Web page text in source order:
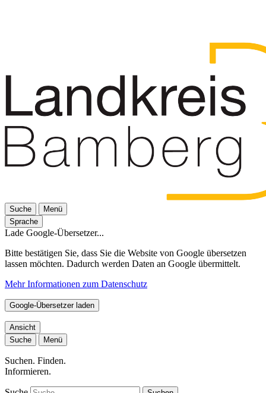
Suche
Menü
Sprache
Lade Google-Übersetzer...
Bitte bestätigen Sie, dass Sie die Website von Google übersetzen
lassen möchten. Dadurch werden Daten an Google übermittelt.
Mehr Informationen zum Datenschutz
Google-Übersetzer laden
Ansicht
Suche
Menü
Suchen. Finden.
Informieren.